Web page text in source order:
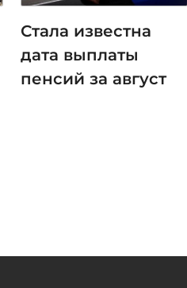
Стала известна
дата выплаты
пенсий за август